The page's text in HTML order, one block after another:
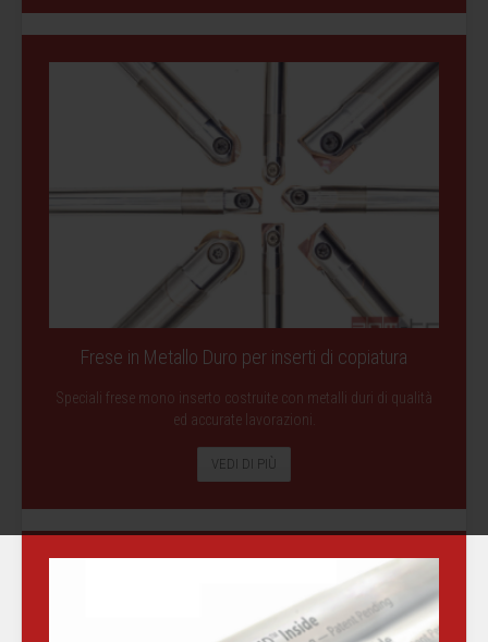
Frese in Metallo Duro per inserti di copiatura
Speciali frese mono inserto costruite con metalli duri di qualità
ed accurate lavorazioni.
VEDI DI PIÙ